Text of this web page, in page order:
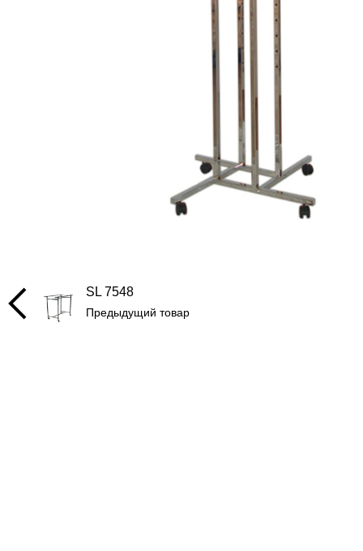
SL 7548
Предыдущий товар